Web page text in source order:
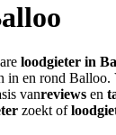
loodgieter in
in en rond Balloo.
vanreviews en
zoekt of